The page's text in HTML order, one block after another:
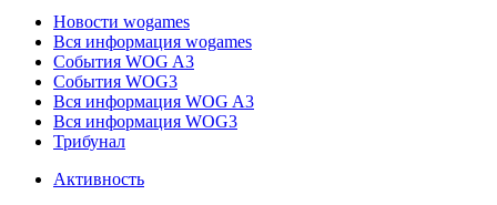
Новости wogames
Вся информация wogames
События WOG A3
События WOG3
Вся информация WOG A3
Вся информация WOG3
Трибунал
Активность